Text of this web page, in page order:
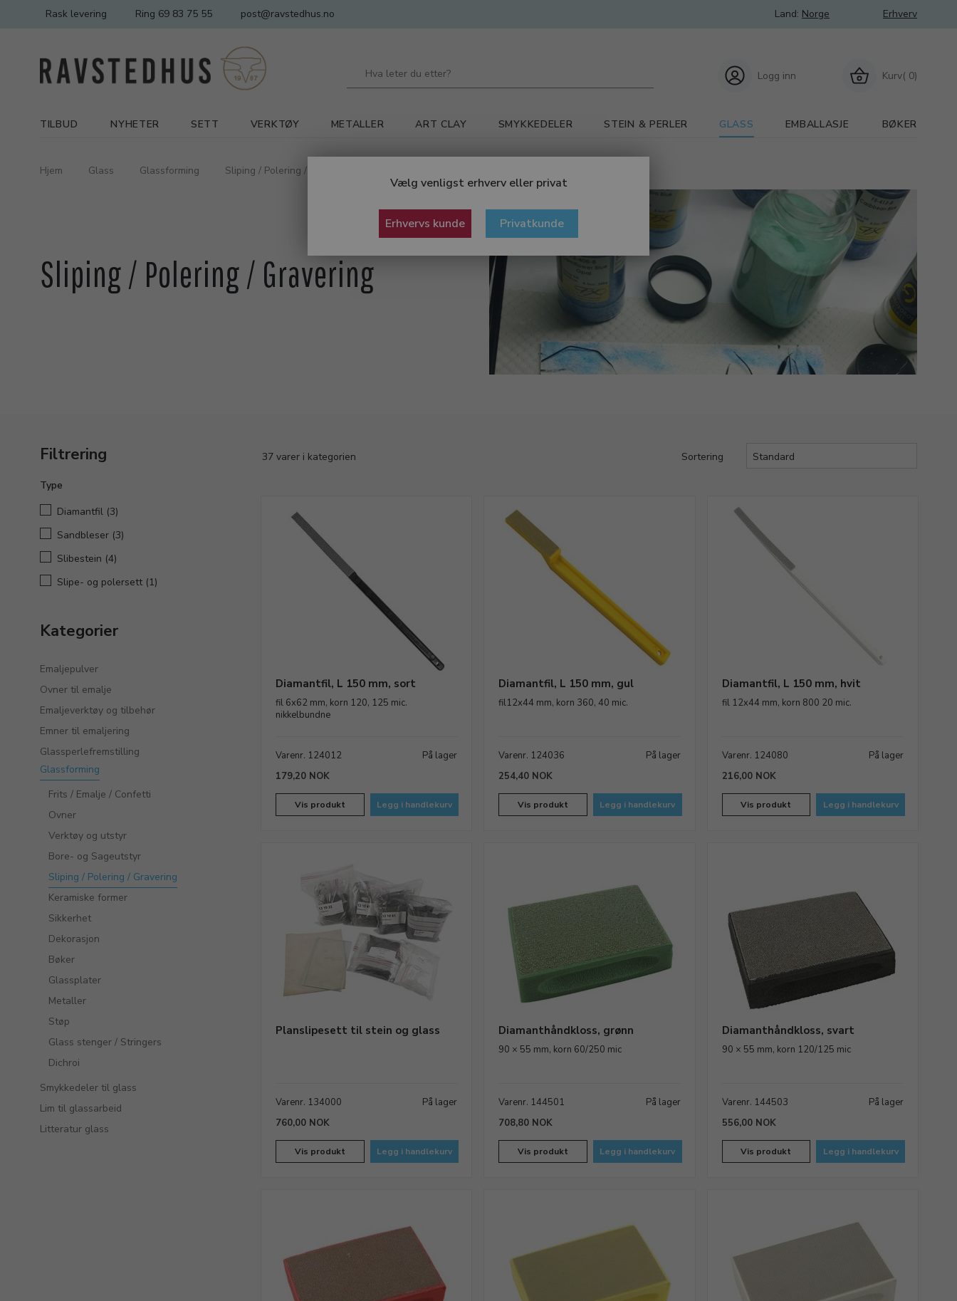
Vælg venligst erhverv eller privat
Erhvervs kunde Privatkunde
Rask levering Ring 69 83 75 55 post@ravstedhus.no Land: Norge Erhverv
Kurv( 0)
Logg inn
TILBUD NYHETER SETT VERKTØY METALLER ART CLAY SMYKKEDELER STEIN & PERLER GLASS EMBALLASJE BØKER
Hjem Glass Glassforming Sliping / Polering / Gravering
Sliping / Polering / Gravering
Filtrering
Type
Diamantfil (3)
Sandbleser (3)
Slibestein (4)
Slipe- og polersett (1)
Kategorier
Emaljepulver
Ovner til emalje
Emaljeverktøy og tilbehør
Emner til emaljering
Glassperlefremstilling
Glassforming
Frits / Emalje / Confetti
Ovner
Verktøy og utstyr
Bore- og Sageutstyr
Sliping / Polering / Gravering
Keramiske former
Sikkerhet
Dekorasjon
Bøker
Glassplater
Metaller
Støp
Glass stenger / Stringers
Dichroi
Smykkedeler til glass
Lim til glassarbeid
Litteratur glass
37 varer i kategorien Sortering
Diamantfil, L 150 mm, sort
fil 6x62 mm, korn 120, 125 mic.
nikkelbundne
Varenr. 124012
På lager
179,20 NOK
Vis produkt Legg i handlekurv
Diamantfil, L 150 mm, gul
fil12x44 mm, korn 360, 40 mic.
Varenr. 124036
På lager
254,40 NOK
Vis produkt Legg i handlekurv
Diamantfil, L 150 mm, hvit
fil 12x44 mm, korn 800 20 mic.
Varenr. 124080
På lager
216,00 NOK
Vis produkt Legg i handlekurv
Planslipesett til stein og glass
Varenr. 134000
På lager
760,00 NOK
Vis produkt Legg i handlekurv
Diamanthåndkloss, grønn
90 × 55 mm, korn 60/250 mic
Varenr. 144501
På lager
708,80 NOK
Vis produkt Legg i handlekurv
Diamanthåndkloss, svart
90 × 55 mm, korn 120/125 mic
Varenr. 144503
På lager
556,00 NOK
Vis produkt Legg i handlekurv